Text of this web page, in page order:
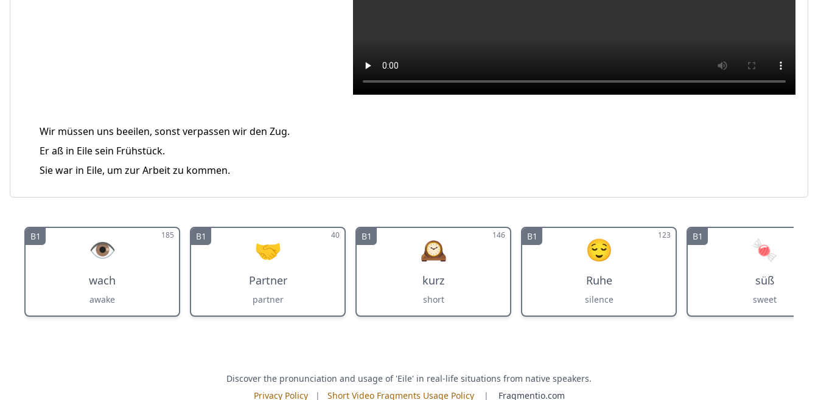
Wir müssen uns beeilen, sonst verpassen wir den Zug.
Er aß in Eile sein Frühstück.
Sie war in Eile, um zur Arbeit zu kommen.
B1 185
👁️
wach
awake
B1 40
🤝
Partner
partner
B1 146
🕰️
kurz
short
B1 123
😌
Ruhe
silence
B1 🍬
süß
sweet
Discover the pronunciation and usage of 'Eile' in real-life situations from native speakers.
Privacy Policy
| Short Video Fragments Usage Policy | Fragmentio.com